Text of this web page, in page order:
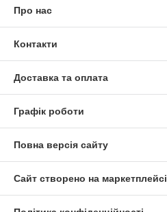
Про нас
Контакти
Доставка та оплата
Графік роботи
Повна версія сайту
Сайт створено на маркетплейсі